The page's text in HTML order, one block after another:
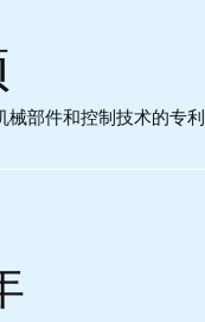
械部件和控制技术的专利